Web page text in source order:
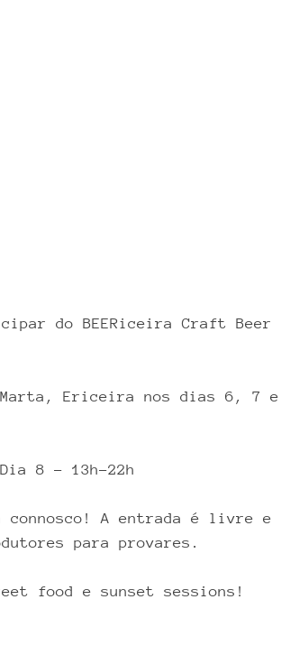
do BEERiceira Craft Beer
Marta, Ericeira nos dias 6, 7 e
8 - 13h-22h
connosco! A entrada é livre e
para provares.
food e sunset sessions!